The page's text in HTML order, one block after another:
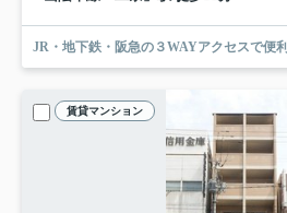
JR・地下鉄・阪急の３WAYアクセスで便利
賃貸マンション